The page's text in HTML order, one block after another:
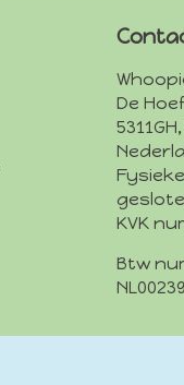
De
KVK
Btw